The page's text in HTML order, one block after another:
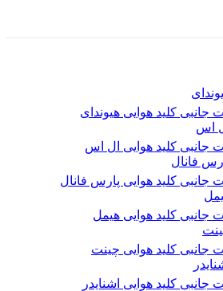
جانبی کلید هوایی هیوندای
اس
جانبی کلید هوایی ال اس
فانال
جانبی کلید هوایی پارس فانال
جانبی کلید هوایی هیمل
جانبی کلید هوایی چینت
جانبی کلید هوایی اشنایدر